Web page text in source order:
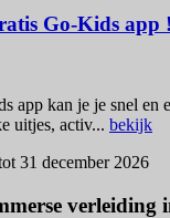
Go-Kids app !
app kan je je snel en
uitjes, activ... bekijk
31 december 2026
verleiding